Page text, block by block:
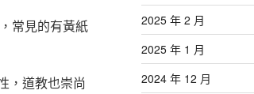
常見的有黃紙
，道教也崇尚
2025 年 2 月
2025 年 1 月
2024 年 12 月